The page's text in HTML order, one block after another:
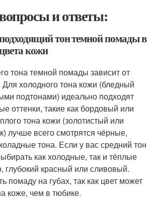
и ответы:
тон темной помады в
кожи
тона темной помады зависит от
холодного тона кожи (бледный
подтонами) идеально подходят
оттенки, такие как бордовый или
тона кожи (золотистый или
лучше всего смотрятся чёрные,
тона. Если у вас средний тон
как холодные, так и тёплые
глубокий красный или сливовый.
помаду на губах, так как цвет может
коже, чем в тюбике.